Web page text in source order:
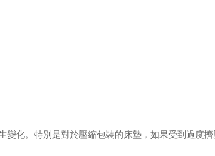
變化。特別是對於壓縮包裝的床墊，如果受到過度擠